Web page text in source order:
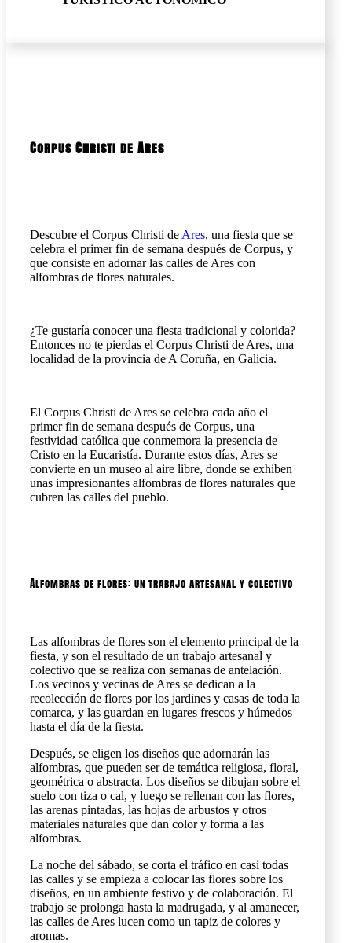
Corpus Christi de Ares
Descubre el Corpus Christi de Ares, una fiesta que se
celebra el primer fin de semana después de Corpus, y
que consiste en adornar las calles de Ares con
alfombras de flores naturales.
¿Te gustaría conocer una fiesta tradicional y colorida?
Entonces no te pierdas el Corpus Christi de Ares, una
localidad de la provincia de A Coruña, en Galicia.
El Corpus Christi de Ares se celebra cada año el
primer fin de semana después de Corpus, una
festividad católica que conmemora la presencia de
Cristo en la Eucaristía. Durante estos días, Ares se
convierte en un museo al aire libre, donde se exhiben
unas impresionantes alfombras de flores naturales que
cubren las calles del pueblo.
Alfombras de flores: un trabajo artesanal y colectivo
Las alfombras de flores son el elemento principal de la
fiesta, y son el resultado de un trabajo artesanal y
colectivo que se realiza con semanas de antelación.
Los vecinos y vecinas de Ares se dedican a la
recolección de flores por los jardines y casas de toda la
comarca, y las guardan en lugares frescos y húmedos
hasta el día de la fiesta.
Después, se eligen los diseños que adornarán las
alfombras, que pueden ser de temática religiosa, floral,
geométrica o abstracta. Los diseños se dibujan sobre el
suelo con tiza o cal, y luego se rellenan con las flores,
las arenas pintadas, las hojas de arbustos y otros
materiales naturales que dan color y forma a las
alfombras.
La noche del sábado, se corta el tráfico en casi todas
las calles y se empieza a colocar las flores sobre los
diseños, en un ambiente festivo y de colaboración. El
trabajo se prolonga hasta la madrugada, y al amanecer,
las calles de Ares lucen como un tapiz de colores y
aromas.